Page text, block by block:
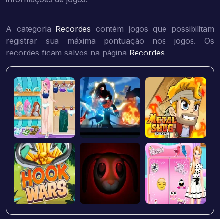
A categoria Recordes contém jogos que possibilitam
registrar sua máxima pontuação nos jogos. Os
recordes ficam salvos na página Recordes